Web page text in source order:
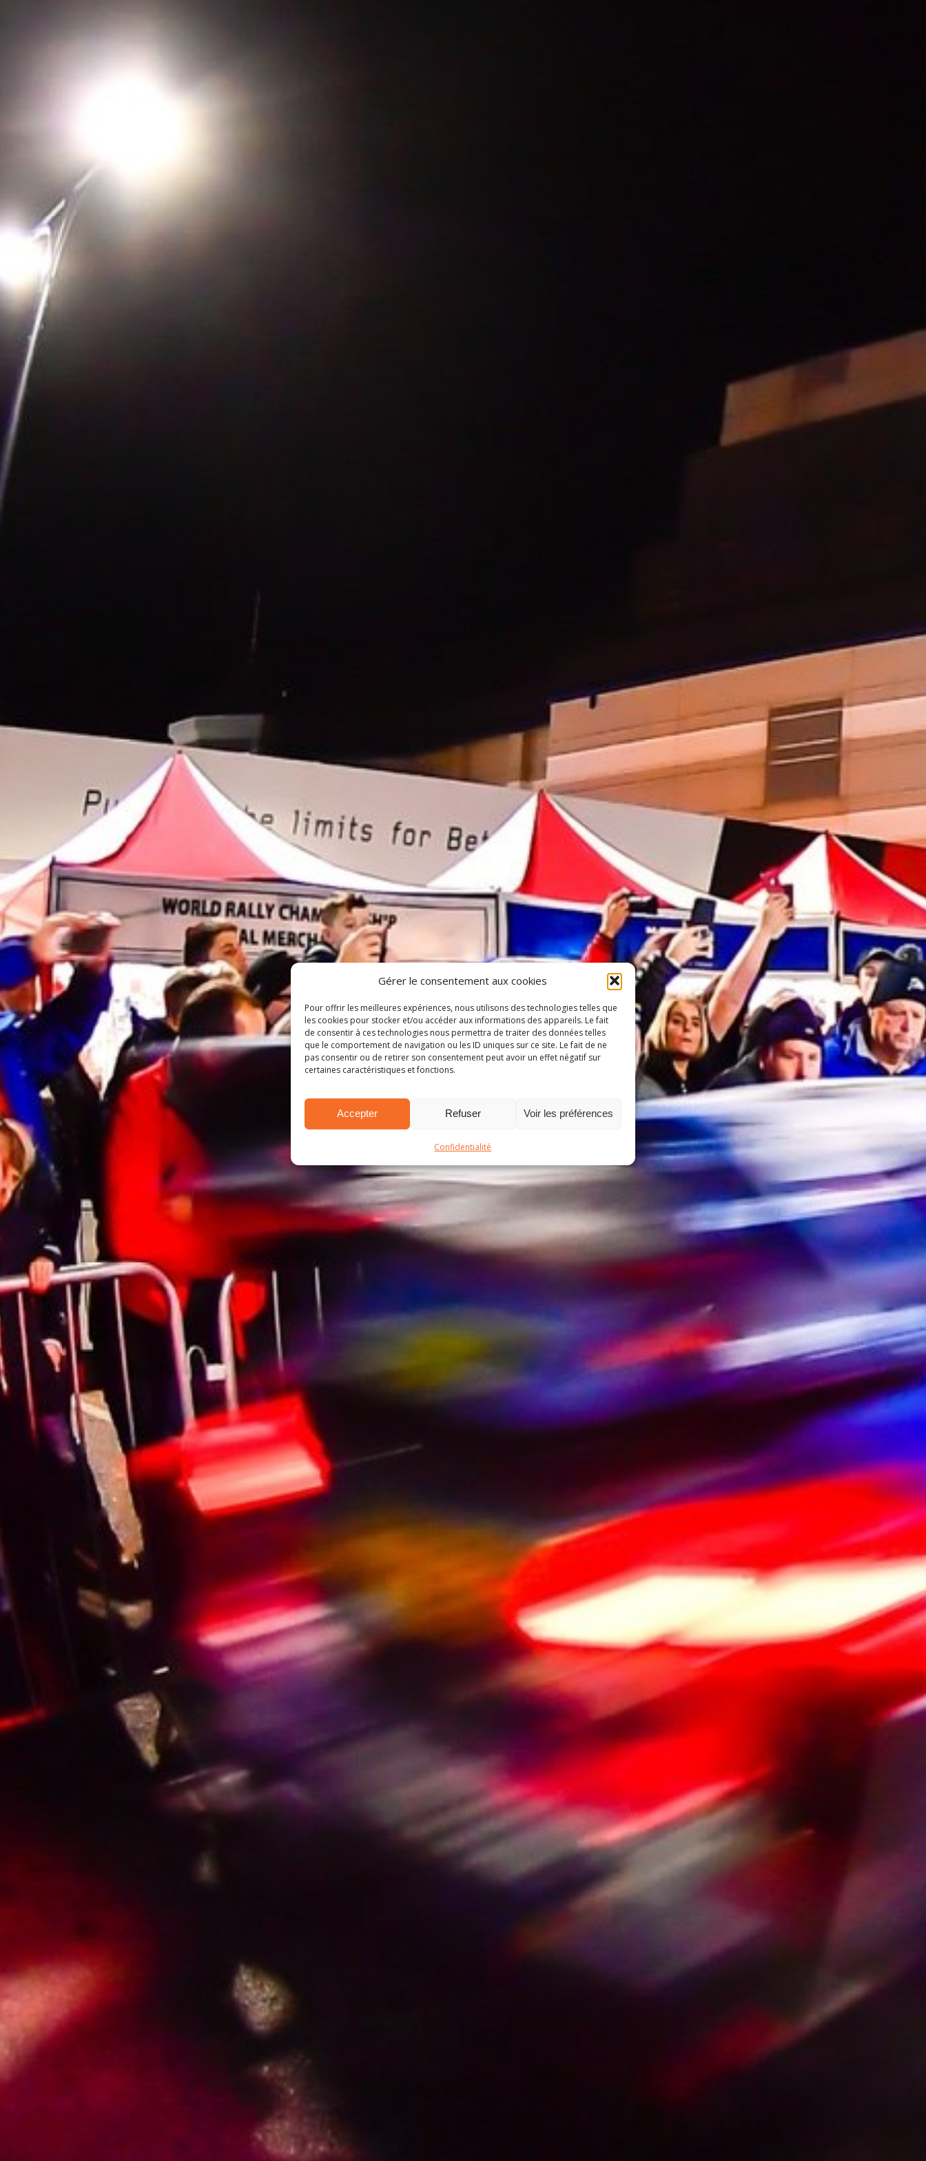
Gérer le consentement aux cookies
Pour offrir les meilleures expériences, nous utilisons des technologies telles que
les cookies pour stocker et/ou accéder aux informations des appareils. Le fait
de consentir à ces technologies nous permettra de traiter des données telles
que le comportement de navigation ou les ID uniques sur ce site. Le fait de ne
pas consentir ou de retirer son consentement peut avoir un effet négatif sur
certaines caractéristiques et fonctions.
Accepter Refuser Voir les préférences
Confidentialité